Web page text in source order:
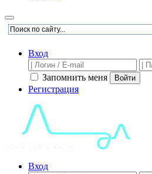
Вход
Запомнить меня Войти
Регистрация
Вход